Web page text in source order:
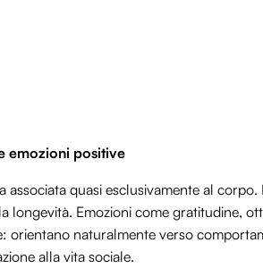
emozioni positive
associata quasi esclusivamente al
longevità. Emozioni come gratitudine,
orientano naturalmente verso
alla vita sociale.